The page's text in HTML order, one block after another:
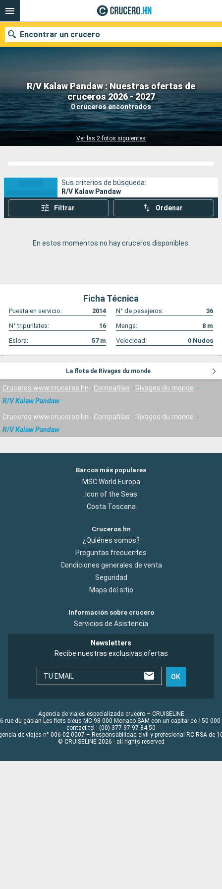
R/V Kalaw Pandaw : Nuestras ofertas de
cruceros 2026 - 2027
0 cruceros encontrados
Ver las 2 fotos siguientes
Encontrar un crucero
Nuestros destinos
Fecha de salida
Sus criterios de búsqueda:
R/V Kalaw Pandaw
Filtrar Ordenar
En estos momentos no hay cruceros disponibles.
Ficha Técnica
Puesta en servicio: 2014 N° de pasajeros:
36
N° tripunlates:
16 Manga: 8 m
Eslora:
57m Velocidad: 0 Nudos
La flota de Rivages du monde
Cruceros www.cruceros.hn Compañías
Rivages du monde
R/V Kalaw Pandaw
Cruceros www.cruceros.hn Compañías
Rivages du monde
R/V Kalaw Pandaw
Barcos más populares
MSC World Europa
Icon of the Seas
Costa Toscana
Cruceros.hn
¿Quiénes somos?
Preguntas frecuentes
Condiciones generales de venta
Seguridad
Mapa del sitio
Información sobre crucero
Servicios de Asistencia
Newsletters
Recibe nuestras exclusivas ofertas
TU EMAIL OK
Agencia de viajes especializada crucero – CRUISELINE
rue du gabian Les flots bleus MC 98 000 Monaco SAM con un capital de 150 000
contact tel : (00) 377 97 97 84 50
de viajes n° 006 02 0007 – Responsabilidad civil y profesional RC RSA de
© CRUISELINE 2026 - all rights reserved